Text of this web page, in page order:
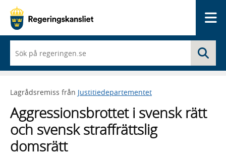
du
börjar
skriva
framträder
lista
med
sökförslag
Lagrådsremiss från Justitiedepartementet
Aggressionsbrottet i svensk rätt
och svensk straffrättslig
domsrätt